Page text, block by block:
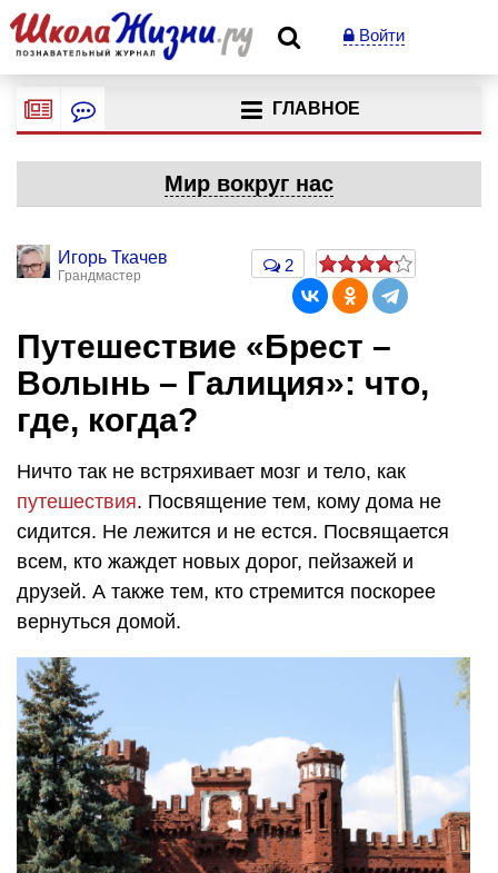
Войти
ГЛАВНОЕ
Мир вокруг нас
Игорь Ткачев
Грандмастер
2
​Путешествие «Брест –
Волынь – Галиция»: что,
где, когда?
Ничто так не встряхивает мозг и тело, как
путешествия. Посвящение тем, кому дома не
сидится. Не лежится и не естся. Посвящается
всем, кто жаждет новых дорог, пейзажей и
друзей. А также тем, кто стремится поскорее
вернуться домой.